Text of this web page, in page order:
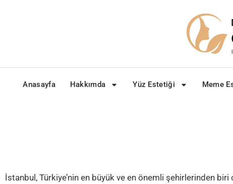
Anasayfa Hakkımda Yüz Estetiği Meme
İstanbul, Türkiye’nin en büyük ve en önemli şehirlerinden